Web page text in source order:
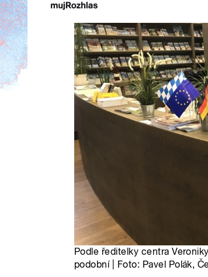
Podle ředitelky centra
podobní | Foto: Pavel Polák,